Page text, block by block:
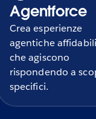
Agentforce
Crea esperienze
agentiche affidabili
che agiscono
rispondendo a
specifici.